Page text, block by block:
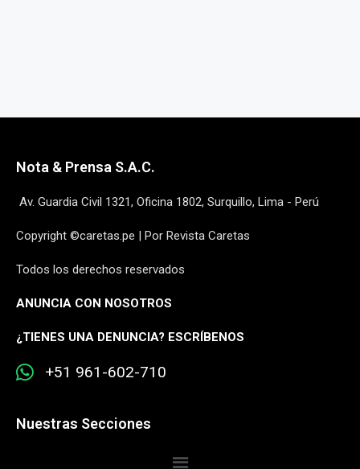
Nota & Prensa S.A.C.
Av. Guardia Civil 1321, Oficina 1802, Surquillo, Lima - Perú
Copyright ©caretas.pe | Por Revista Caretas
Todos los derechos reservados
ANUNCIA CON NOSOTROS
¿TIENES UNA DENUNCIA? ESCRÍBENOS
+51 961-602-710
Nuestras Secciones